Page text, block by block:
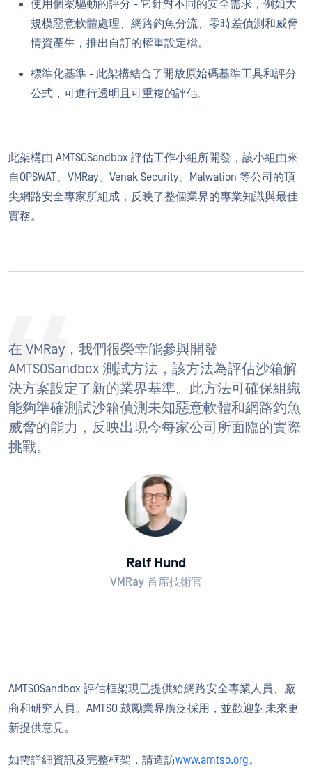
使用個案驅動的評分 - 它針對不同的安全需求，例如大
規模惡意軟體處理、網路釣魚分流、零時差偵測和威脅
情資產生，推出自訂的權重設定檔。
標準化基準 - 此架構結合了開放原始碼基準工具和評分
公式，可進行透明且可重複的評估。
此架構由 AMTSOSandbox 評估工作小組所開發，該小組由來
自OPSWAT、VMRay、Venak Security、Malwation 等公司的頂
尖網路安全專家所組成，反映了整個業界的專業知識與最佳
實務。
在 VMRay，我們很榮幸能參與開發
AMTSOSandbox 測試方法，該方法為評估沙箱解
決方案設定了新的業界基準。此方法可確保組織
能夠準確測試沙箱偵測未知惡意軟體和網路釣魚
威脅的能力，反映出現今每家公司所面臨的實際
挑戰。
Ralf Hund
VMRay 首席技術官
AMTSOSandbox 評估框架現已提供給網路安全專業人員、廠
商和研究人員。AMTSO 鼓勵業界廣泛採用，並歡迎對未來更
新提供意見。
如需詳細資訊及完整框架，請造訪www.amtso.org。